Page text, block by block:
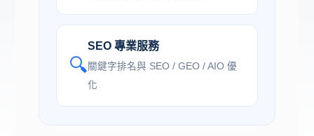
🔍
SEO 專業服務
關鍵字排名與 SEO / GEO / AIO 優
化